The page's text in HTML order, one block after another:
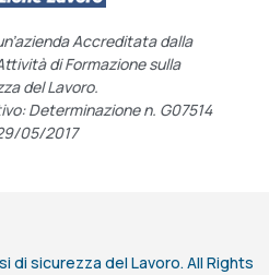
Accreditata dalla
di Formazione sulla
del Lavoro.
Determinazione n. G07514
05/2017
di sicurezza del Lavoro. All Rights